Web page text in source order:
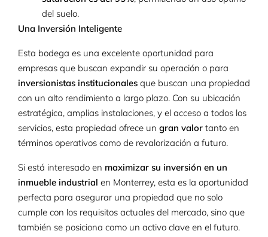
del suelo.
Una Inversión Inteligente
Esta bodega es una excelente oportunidad para
empresas que buscan expandir su operación o para
inversionistas institucionales que buscan una propiedad
con un alto rendimiento a largo plazo. Con su ubicación
estratégica, amplias instalaciones, y el acceso a todos los
servicios, esta propiedad ofrece un gran valor tanto en
términos operativos como de revalorización a futuro.
Si está interesado en maximizar su inversión en un
inmueble industrial en Monterrey, esta es la oportunidad
perfecta para asegurar una propiedad que no solo
cumple con los requisitos actuales del mercado, sino que
también se posiciona como un activo clave en el futuro.